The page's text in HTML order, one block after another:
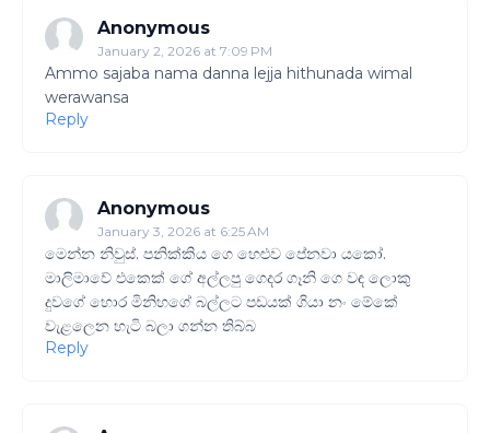
Anonymous
January 2, 2026 at 7:09 PM
Ammo sajaba nama danna lejja hithunada wimal
werawansa
Reply
Anonymous
January 3, 2026 at 6:25 AM
මෙන්න නිවුස්. පනික්කිය ගෙ හෙළුව පේනවා යකෝ.
මාලිමාවේ එකෙක් ගේ අල්ලපු ගෙදර ගෑනි ගෙ වඳ ලොකු
දුවගේ හොර මිනිහගේ බල්ලට පඩයක් ගියා නං මේකේ
වැළලෙන හැටි බලා ගන්න තිබ්බ
Reply